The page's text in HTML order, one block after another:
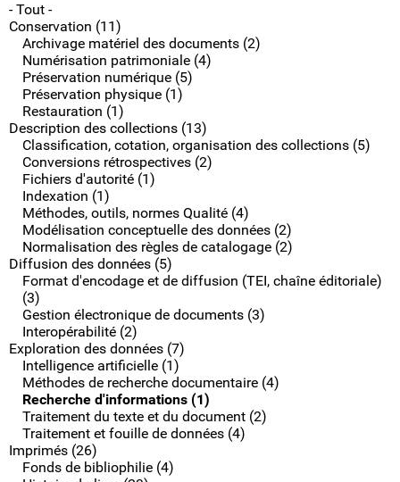
- Tout -
Conservation (11)
Archivage matériel des documents (2)
Numérisation patrimoniale (4)
Préservation numérique (5)
Préservation physique (1)
Restauration (1)
Description des collections (13)
Classification, cotation, organisation des collections (5)
Conversions rétrospectives (2)
Fichiers d'autorité (1)
Indexation (1)
Méthodes, outils, normes Qualité (4)
Modélisation conceptuelle des données (2)
Normalisation des règles de catalogage (2)
Diffusion des données (5)
Format d'encodage et de diffusion (TEI, chaîne éditoriale)
(3)
Gestion électronique de documents (3)
Interopérabilité (2)
Exploration des données (7)
Intelligence artificielle (1)
Méthodes de recherche documentaire (4)
Recherche d'informations (1)
Traitement du texte et du document (2)
Traitement et fouille de données (4)
Imprimés (26)
Fonds de bibliophilie (4)